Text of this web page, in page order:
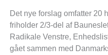
Det nye forslag omfatter 20
friholder 2/3-del af
Radikale Venstre,
gået sammen med
til
det
hele